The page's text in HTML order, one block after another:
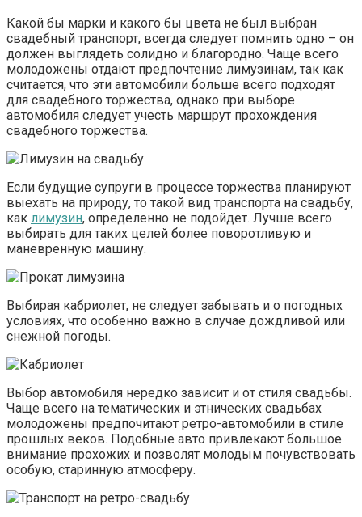
Какой бы марки и какого бы цвета не был выбран
свадебный транспорт, всегда следует помнить одно – он
должен выглядеть солидно и благородно. Чаще всего
молодожены отдают предпочтение лимузинам, так как
считается, что эти автомобили больше всего подходят
для свадебного торжества, однако при выборе
автомобиля следует учесть маршрут прохождения
свадебного торжества.
Если будущие супруги в процессе торжества планируют
выехать на природу, то такой вид транспорта на свадьбу,
как лимузин, определенно не подойдет. Лучше всего
выбирать для таких целей более поворотливую и
маневренную машину.
Выбирая кабриолет, не следует забывать и о погодных
условиях, что особенно важно в случае дождливой или
снежной погоды.
Выбор автомобиля нередко зависит и от стиля свадьбы.
Чаще всего на тематических и этнических свадьбах
молодожены предпочитают ретро-автомобили в стиле
прошлых веков. Подобные авто привлекают большое
внимание прохожих и позволят молодым почувствовать
особую, старинную атмосферу.